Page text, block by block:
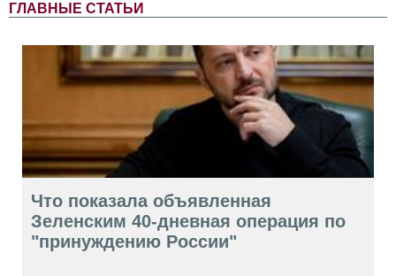
ГЛАВНЫЕ СТАТЬИ
Что показала объявленная
Зеленским 40-дневная операция по
"принуждению России"